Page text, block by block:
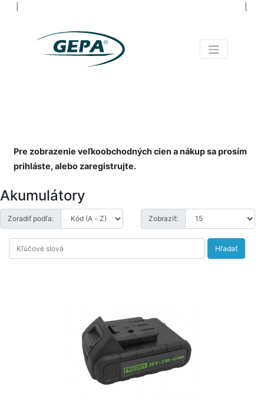
Pre zobrazenie veľkoobchodných cien a nákup sa prosím
prihláste, alebo zaregistrujte.
Akumulátory
Zoradiť podľa: Zobraziť:
Hľadať